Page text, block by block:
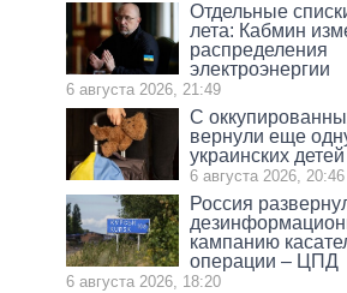
Отдельные
лета: Кабмин
распределения
электроэнергии
6 августа 2026, 21:49
С
вернули еще
украинских
6 августа 2026, 20:46
Россия
кампанию
операции – ЦПД
6 августа 2026, 18:20